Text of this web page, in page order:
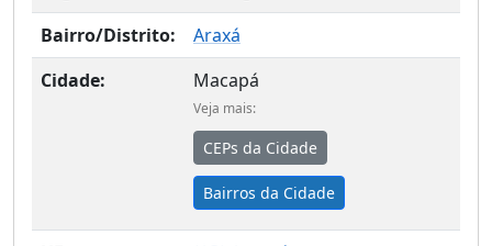
Bairro/Distrito:
Araxá
Cidade:
Macapá
Veja mais:
CEPs da Cidade
Bairros da Cidade